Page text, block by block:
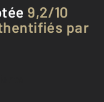
9,2/10
par